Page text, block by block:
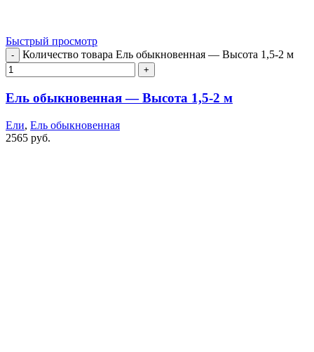
Быстрый просмотр
Количество товара Ель обыкновенная — Высота 1,5-2 м
Ель обыкновенная — Высота 1,5-2 м
Ели, Ель обыкновенная
2565 руб.